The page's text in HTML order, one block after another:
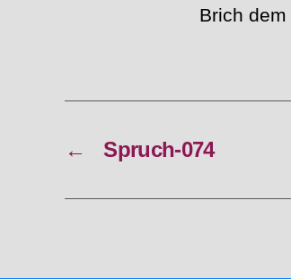
Brich
← Spruch-074